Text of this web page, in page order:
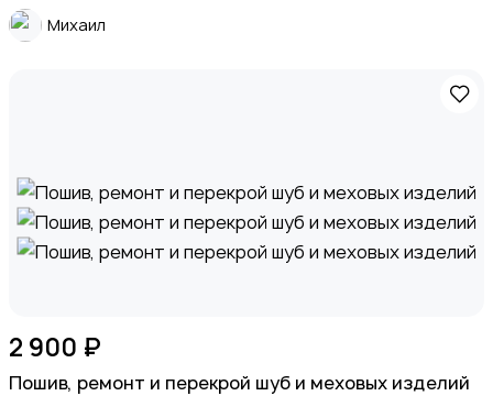
Михаил
2 900 ₽
Пошив, ремонт и перекрой шуб и меховых изделий